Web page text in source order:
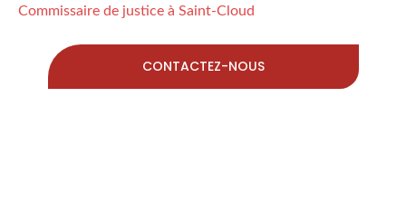
Commissaire de justice à Saint-Cloud
CONTACTEZ-NOUS